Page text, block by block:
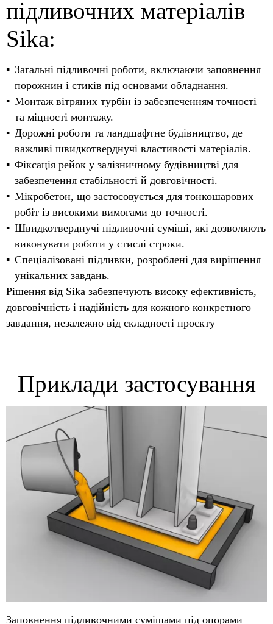
підливочних матеріалів
Sika:
Загальні підливочні роботи, включаючи заповнення
порожнин і стиків під основами обладнання.
Монтаж вітряних турбін із забезпеченням точності
та міцності монтажу.
Дорожні роботи та ландшафтне будівництво, де
важливі швидкотверднучі властивості матеріалів.
Фіксація рейок у залізничному будівництві для
забезпечення стабільності й довговічності.
Мікробетон, що застосовується для тонкошарових
робіт із високими вимогами до точності.
Швидкотверднучі підливочні суміші, які дозволяють
виконувати роботи у стислі строки.
Спеціалізовані підливки, розроблені для вирішення
унікальних завдань.
Рішення від Sika забезпечують високу ефективність,
довговічність і надійність для кожного конкретного
завдання, незалежно від складності проєкту
Приклади застосування
Заповнення підливочними сумішами під опорами